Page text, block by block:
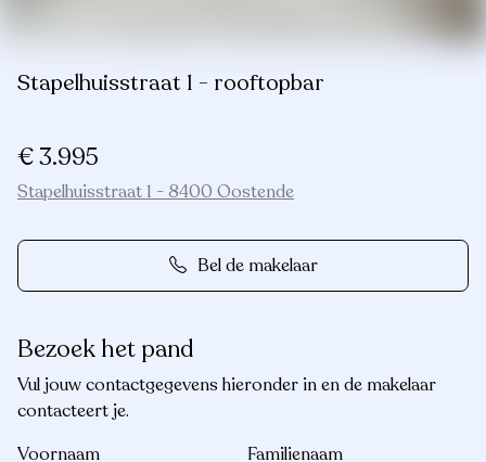
Stapelhuisstraat 1 - rooftopbar
€ 3.995
Stapelhuisstraat 1 - 8400 Oostende
Bel de makelaar
Bezoek het pand
Vul jouw contactgegevens hieronder in en de makelaar
contacteert je.
Voornaam
Familienaam